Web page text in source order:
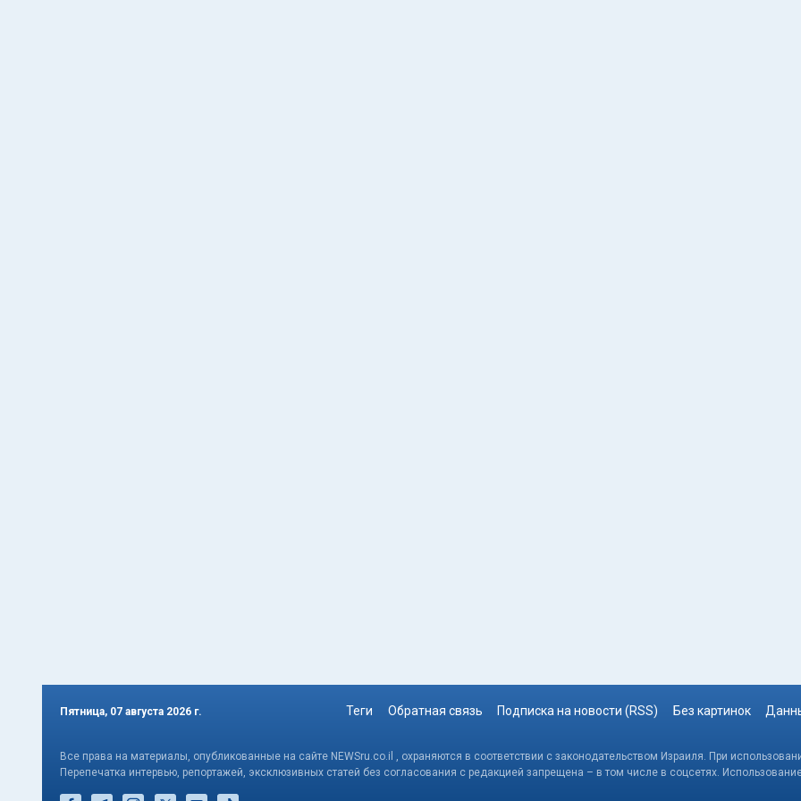
Пятница, 07 августа 2026 г. Теги Обратная связь Подписка на новости (RSS) Без картинок
Все права на материалы, опубликованные на сайте NEWSru.co.il , охраняются в соответствии с законодательством Израиля. При
Перепечатка интервью, репортажей, эксклюзивных статей без согласования с редакцией запрещена – в том числе в соцсетях.